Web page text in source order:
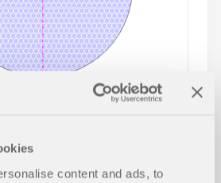
content and ads, to
Außerdem werden
wie sich dieser Einfluss